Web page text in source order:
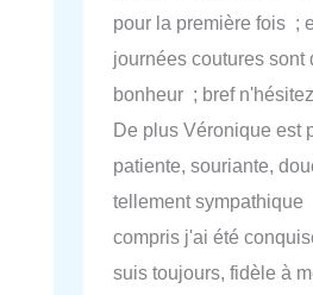
pour la première fois ;
journées coutures sont
bonheur ; bref
De plus Véronique est
patiente, souriante,
tellement sympathique
compris j'ai été
suis toujours, fidèle à